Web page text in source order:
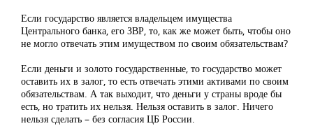
Если государство является владельцем имущества
Центрального банка, его ЗВР, то, как же может быть, чтобы оно
не могло отвечать этим имуществом по своим обязательствам?
Если деньги и золото государственные, то государство может
оставить их в залог, то есть отвечать этими активами по своим
обязательствам. А так выходит, что деньги у страны вроде бы
есть, но тратить их нельзя. Нельзя оставить в залог. Ничего
нельзя сделать – без согласия ЦБ России.